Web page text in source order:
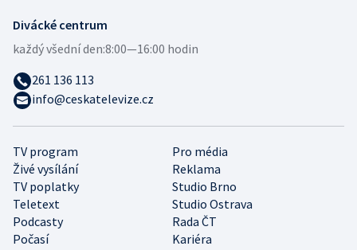
TV program
Pro média
Živé vysílání
Reklama
TV poplatky
Studio Brno
Teletext
Studio Ostrava
Podcasty
Rada ČT
Počasí
Kariéra
Divácké centrum
každý všední den:8:00—16:00 hodin
261 136 113
info@ceskatelevize.cz